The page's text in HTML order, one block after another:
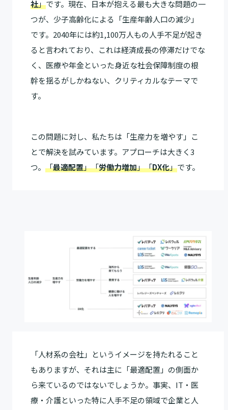
社」です。現在、日本が抱える最も大きな問題の一
つが、少子高齢化による「生産年齢人口の減少」
です。2040年には約1,100万人もの人手不足が起き
ると言われており、これは経済成長の停滞だけでな
く、医療や年金といった身近な社会保障制度の根
幹を揺るがしかねない、クリティカルなテーマで
す。
この問題に対し、私たちは「生産力を増やす」こ
とで解決を試みています。アプローチは大きく3
つ。 「最適配置」「労働力増加」「DX化」です。
「人材系の会社」というイメージを持たれること
もありますが、それは主に「最適配置」の側面か
ら来ているのではないでしょうか。事実、IT・医
療・介護といった特に人手不足の領域で企業と人